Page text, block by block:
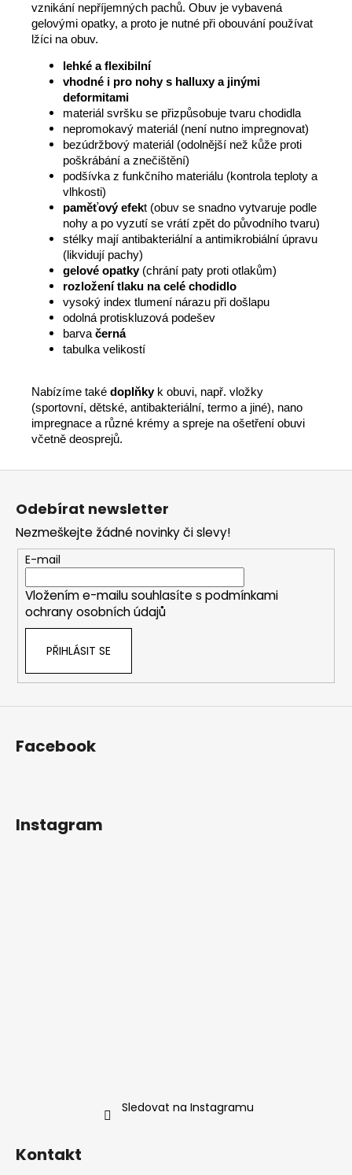
vznikání nepříjemných pachů. Obuv je vybavená
gelovými opatky, a proto je nutné při obouvání používat
lžíci na obuv.
lehké a flexibilní
vhodné i pro nohy s halluxy a jinými
deformitami
materiál svršku se přizpůsobuje tvaru chodidla
nepromokavý materiál (není nutno impregnovat)
bezúdržbový materiál (odolnější než kůže proti
poškrábání a znečištění)
podšívka z funkčního materiálu (kontrola teploty a
vlhkosti)
paměťový efekt (obuv se snadno vytvaruje podle
nohy a po vyzutí se vrátí zpět do původního tvaru)
stélky mají antibakteriální a antimikrobiální úpravu
(likvidují pachy)
gelové opatky(chrání paty proti otlakům)
rozložení tlaku na celé chodidlo
vysoký index tlumení nárazu při došlapu
odolná protiskluzová podešev
barva černá
tabulka velikostí
Nabízíme také doplňkyk obuvi, např. vložky
(sportovní, dětské, antibakteriální, termo a jiné), nano
impregnace a různé krémy a spreje na ošetření obuvi
včetně deosprejů.
Z
Odebírat newsletter
Nezmeškejte žádné novinky či slevy!
E-mail
Vložením e-mailu souhlasíte s podmínkami
ochrany osobních údajů
PŘIHLÁSIT SE
Facebook
Instagram
Sledovat na Instagramu
Kontakt